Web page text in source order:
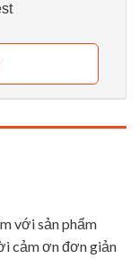
với sản phẩm
cảm ơn đơn giản